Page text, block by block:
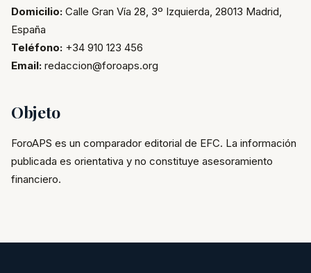
Domicilio: Calle Gran Vía 28, 3º Izquierda, 28013 Madrid,
España
Teléfono: +34 910 123 456
Email: redaccion@foroaps.org
Objeto
ForoAPS es un comparador editorial de EFC. La información
publicada es orientativa y no constituye asesoramiento
financiero.